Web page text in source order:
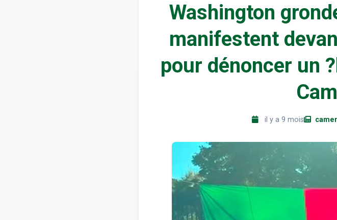
Washington
manifestent
pour dénoncer un
il y a 9 mois